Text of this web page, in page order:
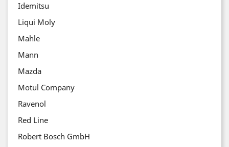
Idemitsu
Liqui Moly
Mahle
Mann
Mazda
Motul Company
Ravenol
Red Line
Robert Bosch GmbH